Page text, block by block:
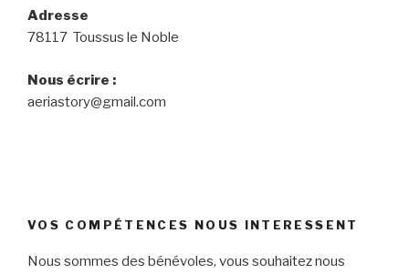
Adresse
78117 Toussus le Noble
Nous écrire :
aeriastory@gmail.com
VOS COMPÉTENCES NOUS INTERESSENT
Nous sommes des bénévoles, vous souhaitez nous